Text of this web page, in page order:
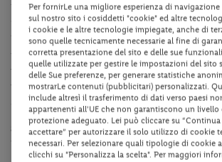
Prima colazione. Possibilità di partecipare
“Tre Bellezze di Ürgüp”. Visita di Ortahisar e del
Proseguimento verso la Valle di Zelve e il
famoso per le “Chimere delle Fate”. Pranzo.
produzione e vendita di capi in pelle. Rientro in
pernottamento. In serata possibilità di assistere
Sema dei dervisci rotanti (facoltativa).
8° giorno:Cappadocia / Italia
Prima colazione. Trasferimento all’aeroporto di
Per fornirLe una migliore esperienza di
sul nostro sito i cosiddetti "cookie" ed altre
i cookie e le altre tecnologie impiegate, anche di
sono quelle tecnicamente necessarie al fine di
corretta presentazione del sito e delle sue
quelle utilizzate per gestire le impostazioni del sito
delle Sue preferenze, per generare statistiche
mostrarLe contenuti (pubblicitari) personalizzati.
include altresì il trasferimento di dati verso paesi
appartenenti all'UE che non garantiscono un livello
protezione adeguato. Lei può cliccare su “Continua
accettare” per autorizzare il solo utilizzo di cookie
necessari. Per selezionare quali tipologie di cookie
clicchi su "Personalizza la scelta". Per maggiori